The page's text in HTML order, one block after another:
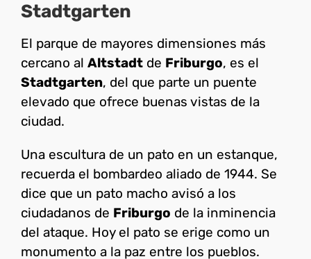
Stadtgarten
El parque de mayores dimensiones más
cercano al Altstadtde Friburgo, es el
Stadtgarten, del que parte un puente
elevado que ofrece buenas vistas de la
ciudad.
Una escultura de un pato en un estanque,
recuerda el bombardeo aliado de 1944. Se
dice que un pato macho avisó a los
ciudadanos de Friburgo de la inminencia
del ataque. Hoy el pato se erige como un
monumento a la paz entre los pueblos.